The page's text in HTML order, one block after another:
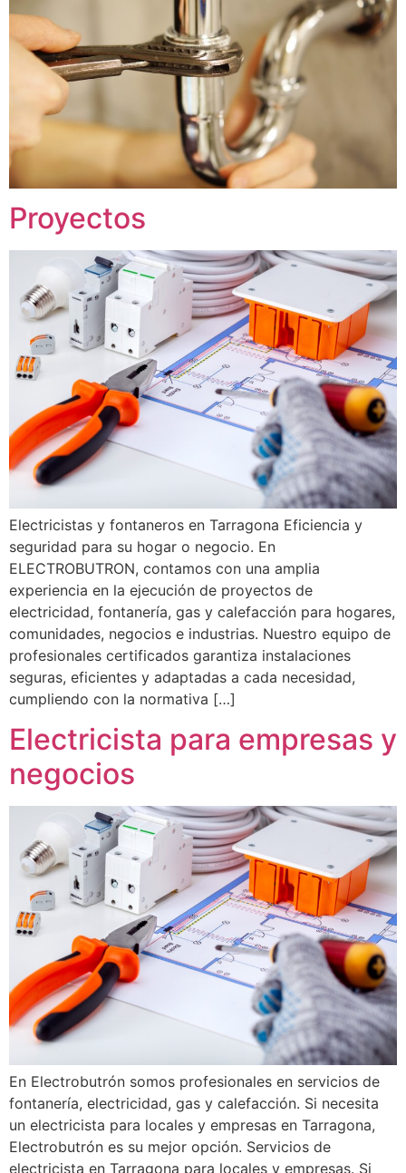
Proyectos
Electricistas y fontaneros en Tarragona Eficiencia y
seguridad para su hogar o negocio. En
ELECTROBUTRON, contamos con una amplia
experiencia en la ejecución de proyectos de
electricidad, fontanería, gas y calefacción para hogares,
comunidades, negocios e industrias. Nuestro equipo de
profesionales certificados garantiza instalaciones
seguras, eficientes y adaptadas a cada necesidad,
cumpliendo con la normativa […]
Electricista para empresas y
negocios
En Electrobutrón somos profesionales en servicios de
fontanería, electricidad, gas y calefacción. Si necesita
un electricista para locales y empresas en Tarragona,
Electrobutrón es su mejor opción. Servicios de
electricista en Tarragona para locales y empresas. Si